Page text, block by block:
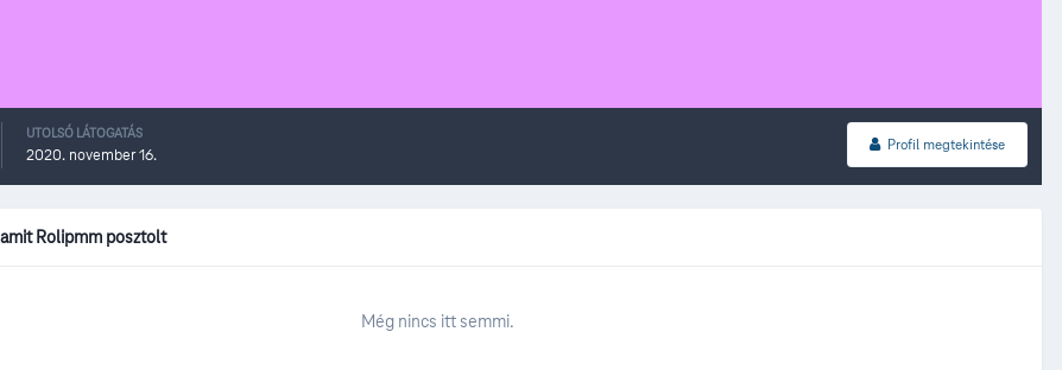
Profil megtekintése
UTOLSÓ LÁTOGATÁS
2020. november 16.
Rolipmm posztolt
Még nincs itt semmi.